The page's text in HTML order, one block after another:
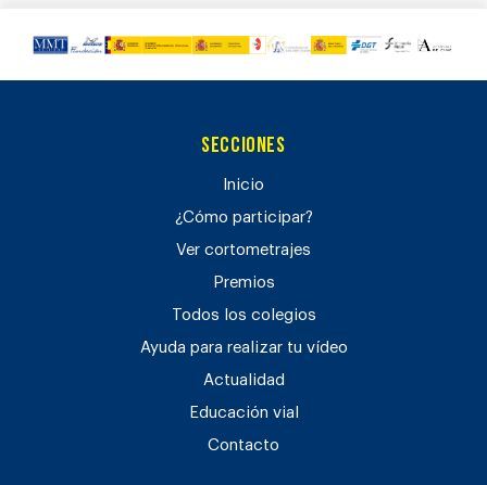
Secciones
Inicio
¿Cómo participar?
Ver cortometrajes
Premios
Todos los colegios
Ayuda para realizar tu vídeo
Actualidad
Educación vial
Contacto